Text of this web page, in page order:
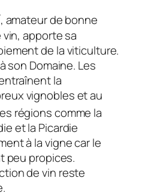
, amateur de bonne
apporte sa
de la viticulture.
son Domaine. Les
la
vignobles et au
régions comme la
et la Picardie
à la vigne car le
peu propices.
de vin reste